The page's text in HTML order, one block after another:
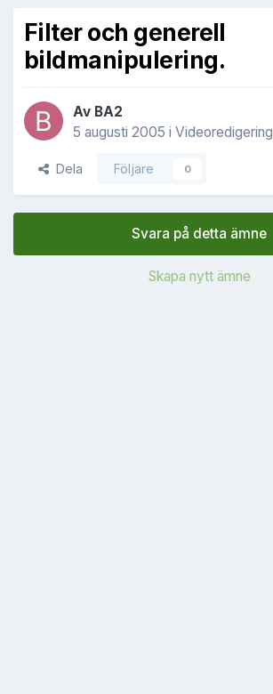
Filter och generell
bildmanipulering.
Av BA2
5 augusti 2005 i Videoredigering
Dela Följare 0
Svara på detta ämne
Skapa nytt ämne